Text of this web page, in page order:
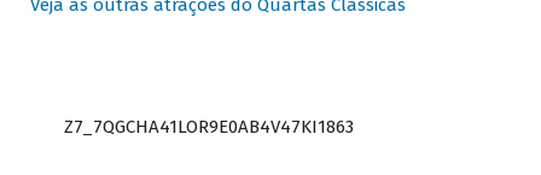
Veja as outras atrações do Quartas Clássicas
Z7_7QGCHA41LOR9E0AB4V47KI1863